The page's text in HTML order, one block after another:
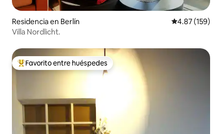
Residencia en Berlín Calificación
4.87 (159)
Villa Nordlicht.
De los mejores en Favorito entre huéspedes
Favorito entre huéspedes